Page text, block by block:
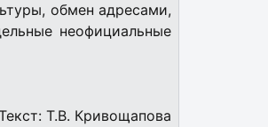
обмен адресами,
неофициальные
Т.В. Кривощапова